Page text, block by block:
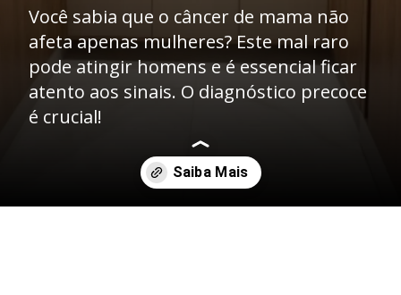
Você sabia que o câncer de mama não
afeta apenas mulheres? Este mal raro
pode atingir homens e é essencial ficar
atento aos sinais. O diagnóstico precoce
é crucial!